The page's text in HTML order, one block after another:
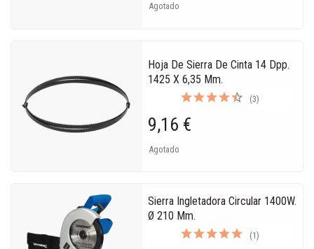
Agotado
Hoja De Sierra De Cinta 14 Dpp.
1425 X 6,35 Mm.
(3)
9,16 €
Agotado
Sierra Ingletadora Circular 1400W.
Ø 210 Mm.
(1)